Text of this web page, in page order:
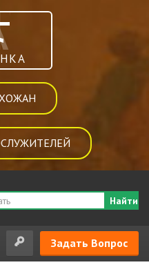
Найти
Задать Вопрос